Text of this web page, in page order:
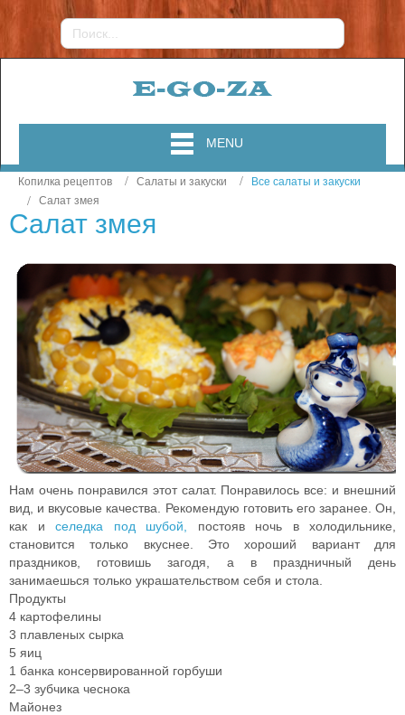
MENU
Копилка рецептов Салаты и закуски
Все салаты и закуски
Салат змея
Салат змея
Нам очень понравился этот салат. Понравилось все: и внешний
вид, и вкусовые качества. Рекомендую готовить его заранее. Он,
как и селедка под шубой,
постояв ночь в холодильнике,
становится только вкуснее. Это хороший вариант для
праздников, готовишь загодя, а в праздничный день
занимаешься только украшательством себя и стола.
Продукты
4 картофелины
3 плавленых сырка
5 яиц
1 банка консервированной горбуши
2–3 зубчика чеснока
Майонез